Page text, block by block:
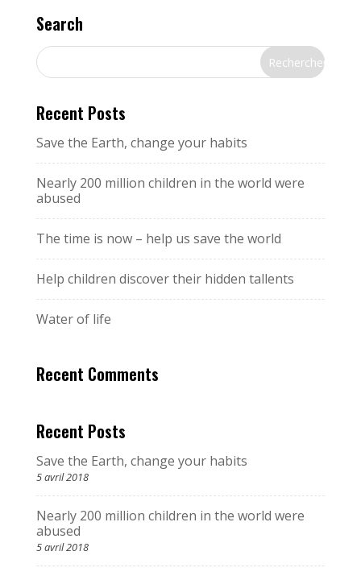
Search
Recent Posts
Save the Earth, change your habits
Nearly 200 million children in the world were
abused
The time is now – help us save the world
Help children discover their hidden tallents
Water of life
Recent Comments
Recent Posts
Save the Earth, change your habits
5 avril 2018
Nearly 200 million children in the world were
abused
5 avril 2018